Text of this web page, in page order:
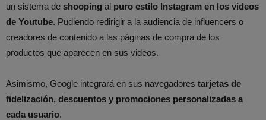
un sistema de shooping al puro estilo Instagram en los videos
de Youtube. Pudiendo redirigir a la audiencia de influencers o
creadores de contenido a las páginas de compra de los
productos que aparecen en sus videos.
Asimismo, Google integrará en sus navegadores tarjetas de
fidelización, descuentos y promociones personalizadas a
cada usuario.